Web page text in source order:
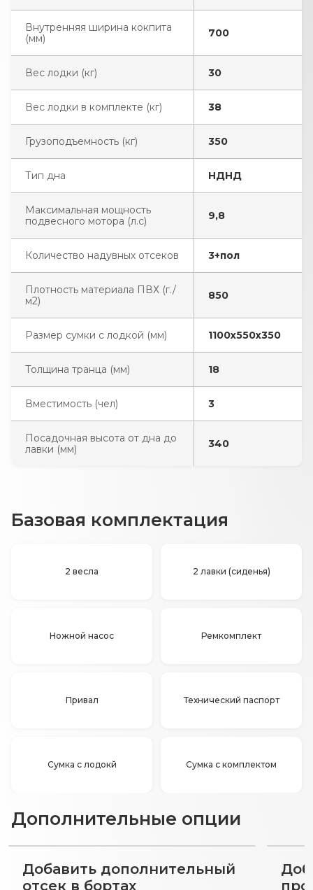
Внутренняя ширина кокпита
(мм)
700
Вес лодки (кг) 30
Вес лодки в комплекте (кг) 38
Грузоподъемность (кг) 350
Тип дна НДНД
Максимальная мощность
подвесного мотора (л.с)
9,8
Количество надувных отсеков 3+пол
Плотность материала ПВХ (г./
м2)
850
Размер сумки с лодкой (мм) 1100х550х350
Толщина транца (мм) 18
Вместимость (чел) 3
Посадочная высота от дна до
лавки (мм)
340
Базовая комплектация
2 весла 2 лавки (сиденья)
Ножной насос Ремкомплект
Привал Технический паспорт
Сумка с лодокй Сумка с комплектом
Дополнительные опции
Добавить дополнительный
отсек в бортах